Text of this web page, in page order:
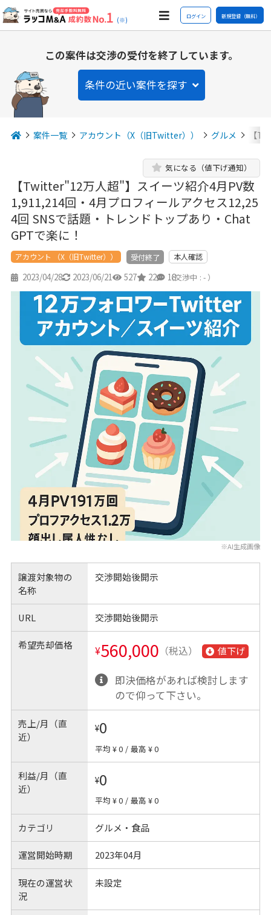
(※) ログイン 新規登録（無料）
この案件は交渉の受付を終了しています。
条件の近い案件を探す
案件一覧 アカウント（X（旧Twitter）） グルメ 【
【Twitter"12万人超"】スイーツ紹介4月PV数
1,911,214回・4月プロフィールアクセス12,25
4回 SNSで話題・トレンドトップあり・Chat
GPTで楽に！
気になる（値下げ通知）
アカウント （X（旧Twitter）） 受付終了 本人確認
2023/04/28 2023/06/21 527 22 18
（交渉中 : - ）
※AI生成画像
譲渡対象物の
名称
交渉開始後開示
URL 交渉開始後開示
希望売却価格 ¥560,000 （税込） 値下げ
即決価格があれば検討します
ので仰って下さい。
売上/月（直
近）
¥0
平均 ¥ 0 / 最高 ¥ 0
利益/月（直
近）
¥0
平均 ¥ 0 / 最高 ¥ 0
カテゴリ グルメ・食品
運営開始時期 2023年04月
現在の運営状
況
未設定